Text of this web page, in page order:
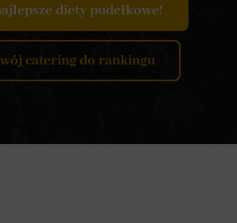
diety pudełkowe!
catering do rankingu